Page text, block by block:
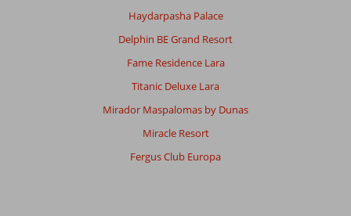
Haydarpasha Palace
Delphin BE Grand Resort
Fame Residence Lara
Titanic Deluxe Lara
Mirador Maspalomas by Dunas
Miracle Resort
Fergus Club Europa